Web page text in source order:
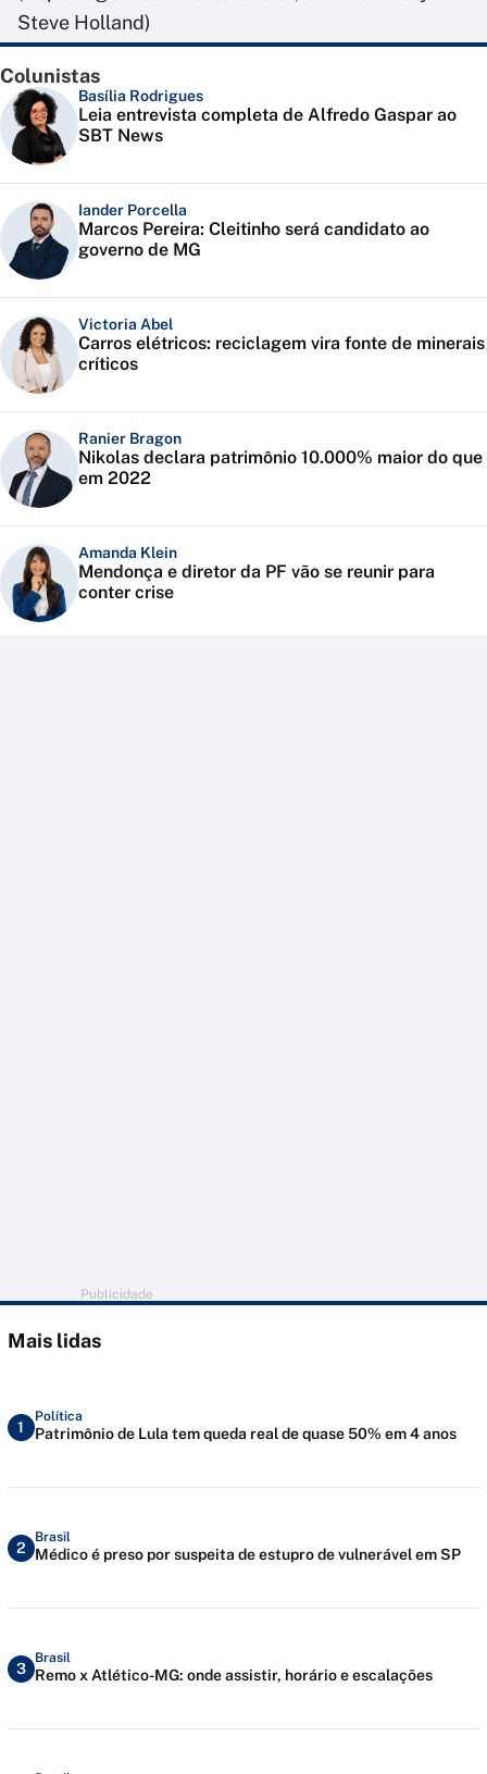
Steve Holland)
Colunistas
Basília Rodrigues
Leia entrevista completa de Alfredo Gaspar ao
SBT News
Iander Porcella
Marcos Pereira: Cleitinho será candidato ao
governo de MG
Victoria Abel
Carros elétricos: reciclagem vira fonte de minerais
críticos
Ranier Bragon
Nikolas declara patrimônio 10.000% maior do que
em 2022
Amanda Klein
Mendonça e diretor da PF vão se reunir para
conter crise
Publicidade
Mais lidas
1
Política
Patrimônio de Lula tem queda real de quase 50% em 4 anos
2
Brasil
Médico é preso por suspeita de estupro de vulnerável em SP
3
Brasil
Remo x Atlético-MG: onde assistir, horário e escalações